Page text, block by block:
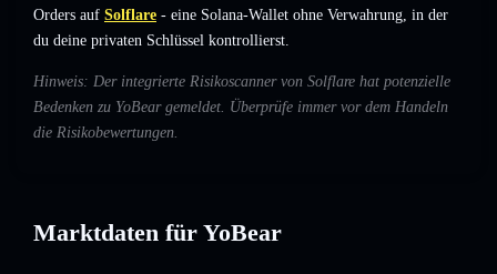
Orders auf Solflare - eine Solana-Wallet ohne Verwahrung, in der
du deine privaten Schlüssel kontrollierst.
Hinweis: Der integrierte Risikoscanner von Solflare hat potenzielle
Bedenken zu YoBear gemeldet. Überprüfe immer vor dem Handeln
die Risikobewertungen.
Marktdaten für YoBear